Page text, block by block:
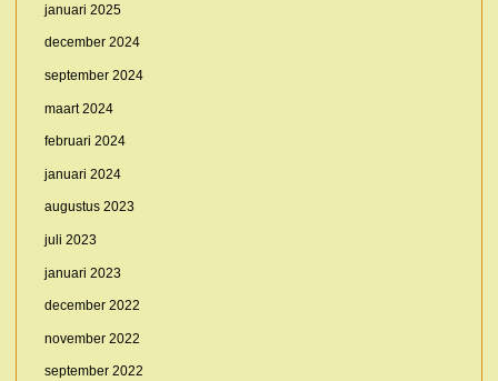
januari 2025
december 2024
september 2024
maart 2024
februari 2024
januari 2024
augustus 2023
juli 2023
januari 2023
december 2022
november 2022
september 2022